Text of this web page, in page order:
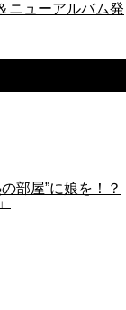
ニューアルバム発
部屋”に娘を！？